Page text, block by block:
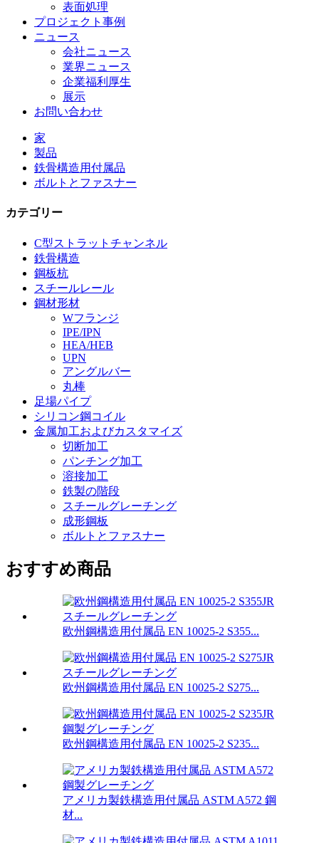
表面処理
プロジェクト事例
ニュース
会社ニュース
業界ニュース
企業福利厚生
展示
お問い合わせ
家
製品
鉄骨構造用付属品
ボルトとファスナー
カテゴリー
C型ストラットチャンネル
鉄骨構造
鋼板杭
スチールレール
鋼材形材
Wフランジ
IPE/IPN
HEA/HEB
UPN
アングルバー
丸棒
足場パイプ
シリコン鋼コイル
金属加工およびカスタマイズ
切断加工
パンチング加工
溶接加工
鉄製の階段
スチールグレーチング
成形鋼板
ボルトとファスナー
おすすめ商品
欧州鋼構造用付属品 EN 10025-2 S355...
欧州鋼構造用付属品 EN 10025-2 S275...
欧州鋼構造用付属品 EN 10025-2 S235...
アメリカ製鉄構造用付属品 ASTM A572 鋼
材...